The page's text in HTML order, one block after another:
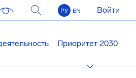
РУ EN Войти
Приоритет 2030